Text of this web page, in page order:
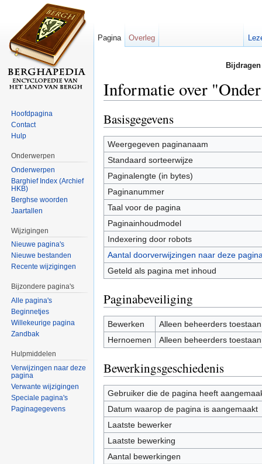
Informatie over
Basisgegevens
Weergegeven paginanaam
Standaard sorteerwijze
Paginalengte (in bytes)
Paginanummer
Taal voor de pagina
Paginainhoudmodel
Indexering door robots
Aantal doorverwijzingen naar deze
Geteld als pagina met inhoud
Paginabeveiliging
Bewerken
Alleen beheerders
Hernoemen
Alleen beheerders
Bewerkingsgeschiedenis
Gebruiker die de pagina heeft
Datum waarop de pagina is aangemaakt
Laatste bewerker
Laatste bewerking
Aantal bewerkingen
Pagina Overleg
Hoofdpagina
Contact
Hulp
Onderwerpen
Onderwerpen
Barghief Index (Archief
HKB)
Berghse woorden
Jaartallen
Wijzigingen
Nieuwe pagina's
Nieuwe bestanden
Recente wijzigingen
Bijzondere pagina's
Alle pagina's
Beginnetjes
Willekeurige pagina
Zandbak
Hulpmiddelen
Verwijzingen naar deze
pagina
Verwante wijzigingen
Speciale pagina's
Paginagegevens